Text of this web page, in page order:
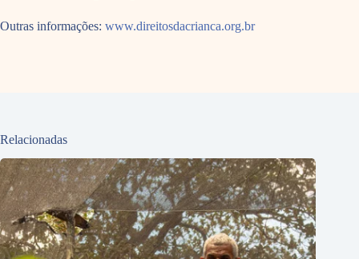
Outras informações: www.direitosdacrianca.org.br
Relacionadas